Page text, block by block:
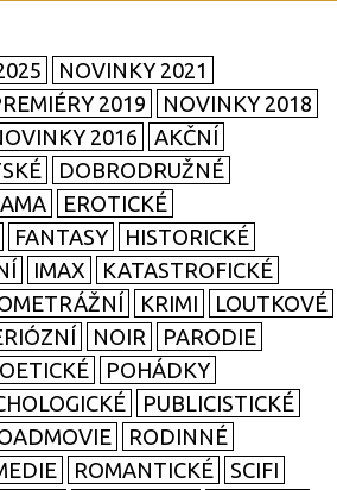
NOVINKY 2021
2019
NOVINKY 2018
2016
AKČNÍ
DOBRODRUŽNÉ
EROTICKÉ
FANTASY
HISTORICKÉ
IMAX
KATASTROFICKÉ
KRIMI
LOUTKOVÉ
NOIR
PARODIE
POHÁDKY
PUBLICISTICKÉ
RODINNÉ
ROMANTICKÉ
SCIFI